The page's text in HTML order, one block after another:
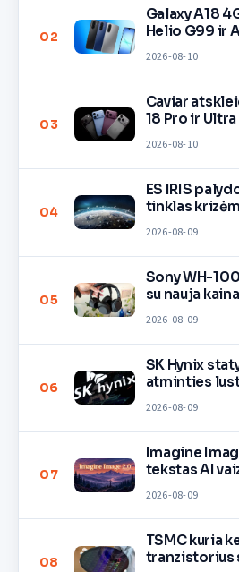
02
Galaxy A18
Helio G99 ir
2026-08-10
03
Caviar
18 Pro ir
2026-08-10
04
ES IRIS
tinklas
2026-08-09
05
Sony WH-
su nauja
2026-08-09
06
SK Hynix
atminties
2026-08-09
07
Imagine
tekstas AI
2026-08-09
08
TSMC kuria
tranzistorius